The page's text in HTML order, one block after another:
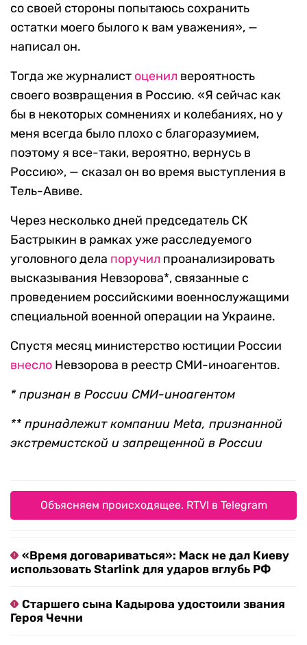
со своей стороны попытаюсь сохранить
остатки моего былого к вам уважения», —
написал он.
Тогда же журналист оценил вероятность
своего возвращения в Россию. «Я сейчас как
бы в некоторых сомнениях и колебаниях, но у
меня всегда было плохо с благоразумием,
поэтому я все-таки, вероятно, вернусь в
Россию», — сказал он во время выступления в
Тель-Авиве.
Через несколько дней председатель СК
Бастрыкин в рамках уже расследуемого
уголовного дела поручил проанализировать
высказывания Невзорова*, связанные с
проведением российскими военнослужащими
специальной военной операции на Украине.
Спустя месяц министерство юстиции России
внесло Невзорова в реестр СМИ-иноагентов.
* признан в России СМИ-иноагентом
** принадлежит компании Meta, признанной
экстремистской и запрещенной в России
Объясняем происходящее. RTVI в Telegram
«Время договариваться»: Маск не дал Киеву
использовать Starlink для ударов вглубь РФ
Старшего сына Кадырова удостоили звания
Героя Чечни